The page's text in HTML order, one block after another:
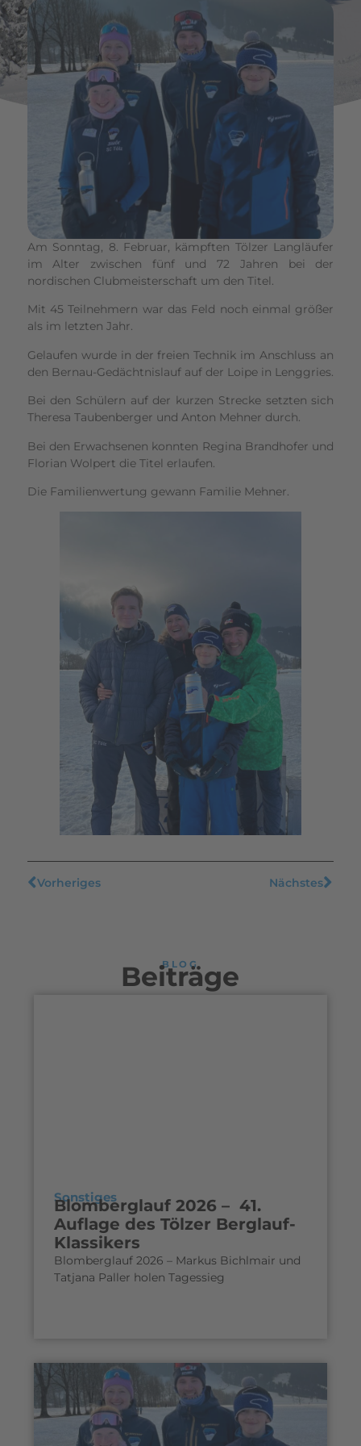
Am Sonntag, 8. Februar, kämpften Tölzer Langläufer
im Alter zwischen fünf und 72 Jahren bei der
nordischen Clubmeisterschaft um den Titel.
Mit 45 Teilnehmern war das Feld noch einmal größer
als im letzten Jahr.
Gelaufen wurde in der freien Technik im Anschluss an
den Bernau-Gedächtnislauf auf der Loipe in Lenggries.
Bei den Schülern auf der kurzen Strecke setzten sich
Theresa Taubenberger und Anton Mehner durch.
Bei den Erwachsenen konnten Regina Brandhofer und
Florian Wolpert die Titel erlaufen.
Die Familienwertung gewann Familie Mehner.
Vorheriges Nächstes
BLOG
Beiträge
Sonstiges
Blomberglauf 2026 – 41.
Auflage des Tölzer Berglauf-
Klassikers
Blomberglauf 2026 – Markus Bichlmair und
Tatjana Paller holen Tagessieg